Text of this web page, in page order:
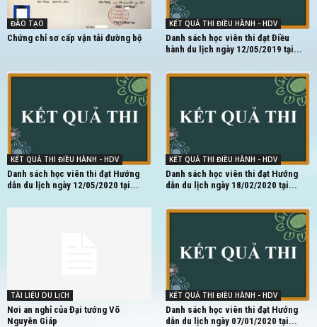
ĐÀO TẠO
Chứng chỉ sơ cấp vận tải đường bộ
KẾT QUẢ THI ĐIỀU HÀNH - HDV
Danh sách học viên thi đạt Điều
hành du lịch ngày 12/05/2019 tại...
KẾT QUẢ THI ĐIỀU HÀNH - HDV
Danh sách học viên thi đạt Hướng
dẫn du lịch ngày 12/05/2020 tại...
KẾT QUẢ THI ĐIỀU HÀNH - HDV
Danh sách học viên thi đạt Hướng
dẫn du lịch ngày 18/02/2020 tại...
TÀI LIỆU DU LỊCH
Nơi an nghỉ của Đại tướng Võ
Nguyên Giáp
KẾT QUẢ THI ĐIỀU HÀNH - HDV
Danh sách học viên thi đạt Hướng
dẫn du lịch ngày 07/01/2020 tại...